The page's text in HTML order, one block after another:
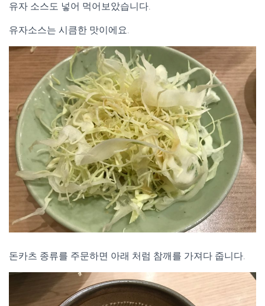
유자 소스도 넣어 먹어보았습니다.
유자소스는 시큼한 맛이에요.
돈카츠 종류를 주문하면 아래 처럼 참깨를 가져다 줍니다.